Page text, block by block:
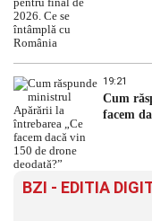
19:21
Cum
facem
BZI - EDITIA